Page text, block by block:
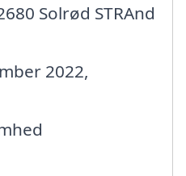
Solrød STRAnd
2022,